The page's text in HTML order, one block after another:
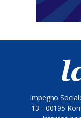
Impegno
13 - 00195